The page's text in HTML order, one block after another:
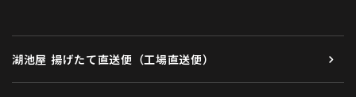
湖池屋 揚げたて直送便（工場直送便）